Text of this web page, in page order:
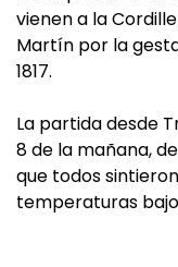
vienen a la
Martín por la
1817.
La partida desde
8 de la mañana,
que todos
temperaturas